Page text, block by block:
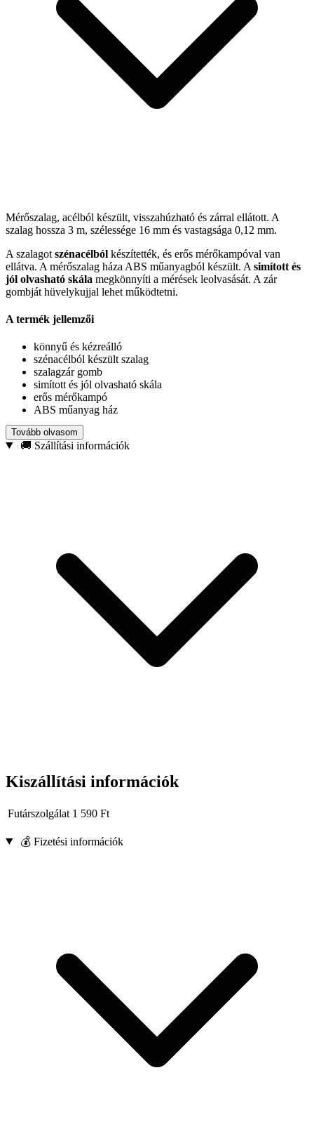
Mérőszalag, acélból készült, visszahúzható és zárral ellátott. A
szalag hossza 3 m, szélessége 16 mm és vastagsága 0,12 mm.
A szalagot szénacélból készítették, és erős mérőkampóval van
ellátva. A mérőszalag háza ABS műanyagból készült. A simított és
jól olvasható skála megkönnyíti a mérések leolvasását. A zár
gombját hüvelykujjal lehet működtetni.
A termék jellemzői
könnyű és kézreálló
szénacélból készült szalag
szalagzár gomb
simított és jól olvasható skála
erős mérőkampó
ABS műanyag ház
Műszaki adatok:
Tovább olvasom
🚚 Szállítási információk
Kiszállítási információk
Futárszolgálat 1 590 Ft
💰 Fizetési információk